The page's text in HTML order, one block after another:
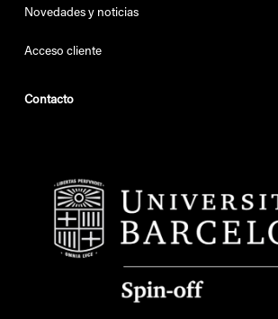
Novedades y noticias
Acceso cliente
Contacto